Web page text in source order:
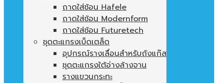
ถาดใส่ช้อน Hafele
ถาดใส่ช้อน Modernform
ถาดใส่ช้อน Futuretech
ชุดตะแกรงเบ็ดเตล็ด
อุปกรณ์รางเลื่อนสำหรับถังแก๊ส
ชุดตะแกรงใต้อ่างล้างจาน
รางแขวนกระทะ